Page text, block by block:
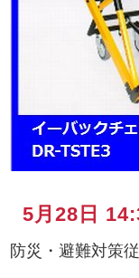
5月28日
防災・避難対策